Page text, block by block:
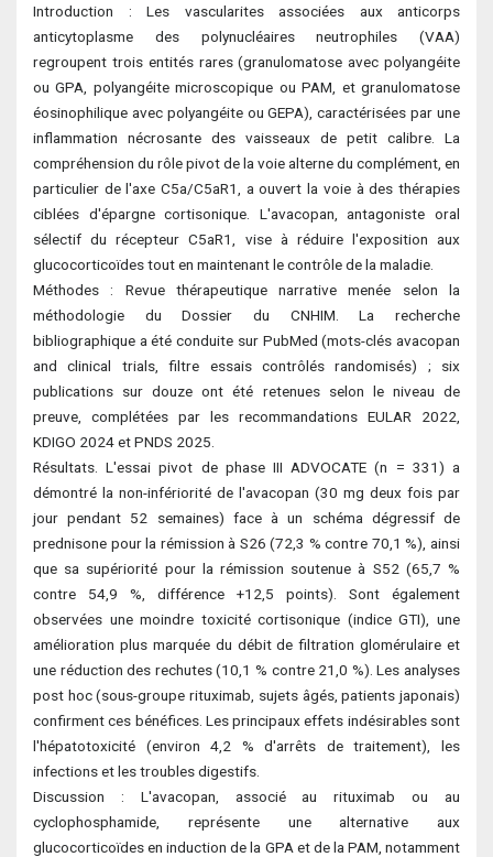
Introduction : Les vascularites associées aux anticorps
anticytoplasme des polynucléaires neutrophiles (VAA)
regroupent trois entités rares (granulomatose avec polyangéite
ou GPA, polyangéite microscopique ou PAM, et granulomatose
éosinophilique avec polyangéite ou GEPA), caractérisées par une
inflammation nécrosante des vaisseaux de petit calibre. La
compréhension du rôle pivot de la voie alterne du complément, en
particulier de l'axe C5a/C5aR1, a ouvert la voie à des thérapies
ciblées d'épargne cortisonique. L'avacopan, antagoniste oral
sélectif du récepteur C5aR1, vise à réduire l'exposition aux
glucocorticoïdes tout en maintenant le contrôle de la maladie.
Méthodes : Revue thérapeutique narrative menée selon la
méthodologie du Dossier du CNHIM. La recherche
bibliographique a été conduite sur PubMed (mots-clés avacopan
and clinical trials, filtre essais contrôlés randomisés) ; six
publications sur douze ont été retenues selon le niveau de
preuve, complétées par les recommandations EULAR 2022,
KDIGO 2024 et PNDS 2025.
Résultats. L'essai pivot de phase III ADVOCATE (n = 331) a
démontré la non-infériorité de l'avacopan (30 mg deux fois par
jour pendant 52 semaines) face à un schéma dégressif de
prednisone pour la rémission à S26 (72,3 % contre 70,1 %), ainsi
que sa supériorité pour la rémission soutenue à S52 (65,7 %
contre 54,9 %, différence +12,5 points). Sont également
observées une moindre toxicité cortisonique (indice GTI), une
amélioration plus marquée du débit de filtration glomérulaire et
une réduction des rechutes (10,1 % contre 21,0 %). Les analyses
post hoc (sous-groupe rituximab, sujets âgés, patients japonais)
confirment ces bénéfices. Les principaux effets indésirables sont
l'hépatotoxicité (environ 4,2 % d'arrêts de traitement), les
infections et les troubles digestifs.
Discussion : L'avacopan, associé au rituximab ou au
cyclophosphamide, représente une alternative aux
glucocorticoïdes en induction de la GPA et de la PAM, notamment